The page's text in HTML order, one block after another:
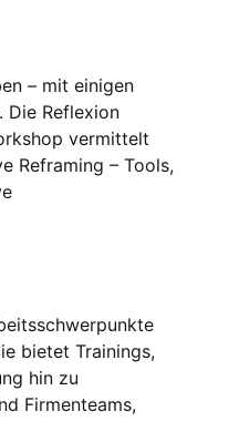
– mit einigen
Die Reflexion
vermittelt
Reframing – Tools,
bietet Trainings,
hin zu
Firmenteams,